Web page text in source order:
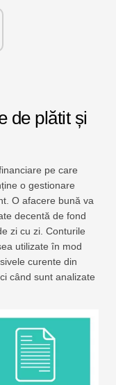
de plătit și
pe care
o gestionare
O afacere bună va
decentă de fond
zi cu zi. Conturile
utilizate în mod
curente din
când sunt analizate